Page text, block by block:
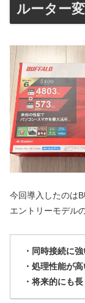
ルーター
今回導入したのは
エントリーモデル
・同時接続に
・処理性能が
・将来的にも